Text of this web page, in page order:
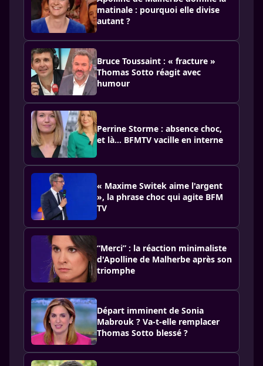
matinale : pourquoi elle divise
autant ?
Bruce Toussaint : « fracture »
Thomas Sotto réagit avec
humour
Perrine Storme : absence choc,
et là… BFMTV vacille en interne
« Maxime Switek aime l'argent
», la phrase choc qui agite BFM
TV
“Merci” : la réaction minimaliste
d'Apolline de Malherbe après son
triomphe
Départ imminent de Sonia
Mabrouk ? Va-t-elle remplacer
Thomas Sotto blessé ?